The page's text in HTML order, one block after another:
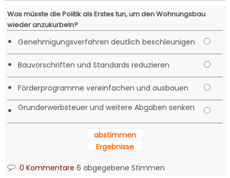
Was müsste die Politik als Erstes tun, um den Wohnungsbau
wieder anzukurbeln?
• Genehmigungsverfahren deutlich beschleunigen
• Bauvorschriften und Standards reduzieren
• Förderprogramme vereinfachen und ausbauen
• Grunderwerbsteuer und weitere Abgaben senken
abstimmen
Ergebnisse
0 Kommentare 6 abgegebene Stimmen